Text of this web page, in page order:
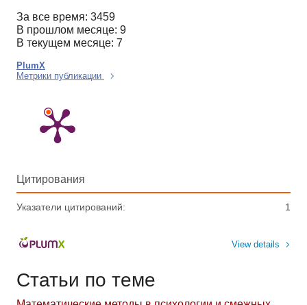
За все время: 3459
В прошлом месяце: 9
В текущем месяце: 7
PlumX
Метрики публикации
Цитирования
Указатели цитирований: 1
View details
Статьи по теме